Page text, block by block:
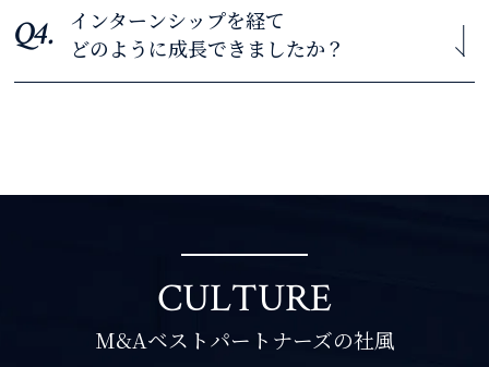
【早稲田大学・4年生】
コールセンターでのアウトバウンド対応があり、新規開
業・アポイント取得を実施しました。
【東京大学・4年生】
各業界のトップ営業の方が集まってきており、様々な方
からトップ営業のいろはを学ぶことができる印象です。
頑張った分は正当に評価される組織風土があり、トップ
営業を目指すならこの会社だと感じました。
Q4.
インターンシップを経て
どのように成長できましたか？
想像以上に度胸が鍛えられ、経営者の方々と臆すること
【立教大学・4年生】
CULTURE
M&Aベストパートナーズの社風